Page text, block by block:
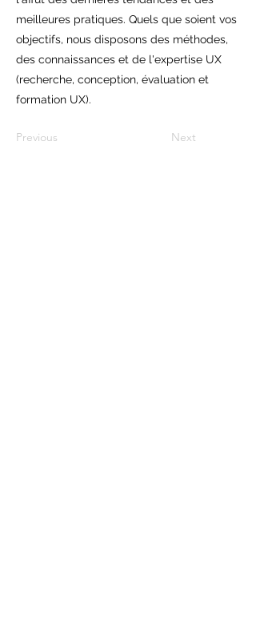
meilleures pratiques. Quels que soient vos
objectifs, nous disposons des méthodes,
des connaissances et de l'expertise UX
(recherche, conception, évaluation et
formation UX).
Previous Next